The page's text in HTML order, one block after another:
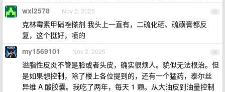
35
wxl2578 Nov 2, 2025
克林霉素甲硝唑搽剂 我头上一直有，二硫化硒、硫磺膏都反
复，这个挺好，喷的
36
my1569101 Nov 2, 2025
溢脂性皮炎不管是脸或者头皮，确实很烦人。貌似无法根治。但
是如果想控制，除了楼上各位提到的，还有一个猛药，泰尔丝
异维 A 酸胶囊。我吃了两年，每天 1 颗。从大油皮到油量控制